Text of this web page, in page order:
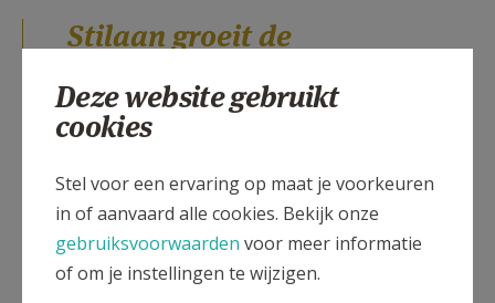
Stilaan groeit de
groter engagement
kantelmoment in zijn geloofsbeleving en zoektocht
naar zingeving. „Na enige tijd engageerde ik me in de
parochie als voorganger in gebedsdiensten”, vertelt
hij. „Stilaan echter groeide de roeping naar een
Deze website gebruikt
cookies
Stel voor een ervaring op maat je voorkeuren
in of aanvaard alle cookies. Bekijk onze
gebruiksvoorwaarden voor meer informatie
of om je instellingen te wijzigen.